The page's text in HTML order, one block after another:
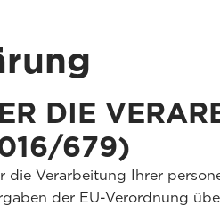
DIE
679)
Verarbeitung Ihrer
der EU-Verordnung